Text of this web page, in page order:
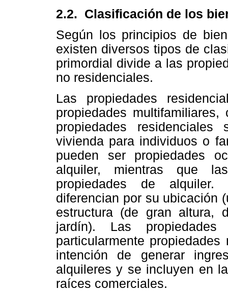
2.2. Clasificación de los
Según los principios de
existen diversos tipos de
primordial divide a las
no residenciales.
Las propiedades
propiedades
propiedades residenciales
vivienda para individuos o
pueden ser propiedades
alquiler, mientras que
propiedades de alquiler.
diferencian por su ubicación
estructura (de gran altura,
jardín). Las
particularmente
intención de generar
alquileres y se incluyen en
raíces comerciales.